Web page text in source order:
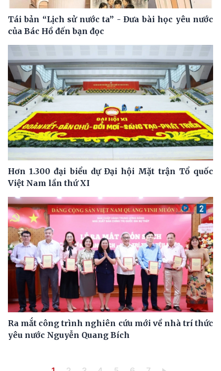
Tái bản “Lịch sử nước ta” - Đưa bài học yêu nước
của Bác Hồ đến bạn đọc
Hơn 1.300 đại biểu dự Đại hội Mặt trận Tổ quốc
Việt Nam lần thứ XI
Ra mắt công trình nghiên cứu mới về nhà trí thức
yêu nước Nguyễn Quang Bích